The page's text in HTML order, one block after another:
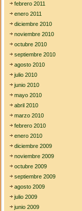
febrero 2011
enero 2011
diciembre 2010
noviembre 2010
octubre 2010
septiembre 2010
agosto 2010
julio 2010
junio 2010
mayo 2010
abril 2010
marzo 2010
febrero 2010
enero 2010
diciembre 2009
noviembre 2009
octubre 2009
septiembre 2009
agosto 2009
julio 2009
junio 2009